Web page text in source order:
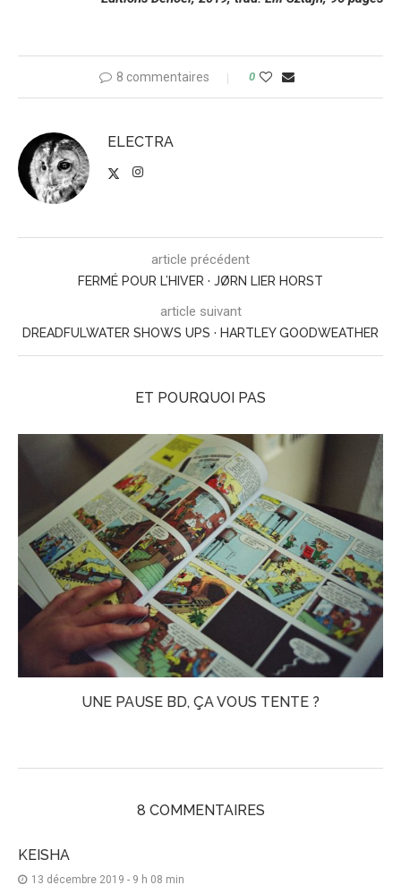
8 commentaires 0
ELECTRA
article précédent
FERMÉ POUR L’HIVER · JØRN LIER HORST
article suivant
DREADFULWATER SHOWS UPS · HARTLEY GOODWEATHER
ET POURQUOI PAS
UNE PAUSE BD, ÇA VOUS TENTE ?
8 COMMENTAIRES
KEISHA
13 décembre 2019 - 9 h 08 min